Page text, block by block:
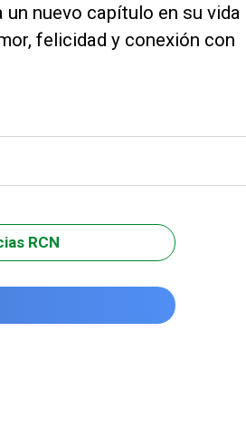
nuevo capítulo en su vida
felicidad y conexión con
RCN